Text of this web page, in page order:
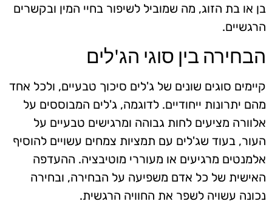
בן או בת הזוג, מה שמוביל לשיפור בחיי המין ובקשרים
הרגשיים.
הבחירה בין סוגי הג'לים
קיימים סוגים שונים של ג'לים סיכוך טבעיים, ולכל אחד
מהם יתרונות ייחודיים. לדוגמה, ג'לים המבוססים על
אלוורה מציעים לחות גבוהה ומרגישים טבעיים על
העור, בעוד שג'לים עם תמציות צמחים עשויים להוסיף
אלמנטים מרגיעים או מעוררי מוטיבציה. ההעדפה
האישית של כל אדם משפיעה על הבחירה, ובחירה
נכונה עשויה לשפר את החוויה הרגשית.